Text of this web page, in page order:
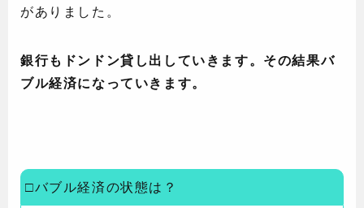
がありました。
銀行もドンドン貸し出していきます。その結果バ
ブル経済になっていきます。
□バブル経済の状態は？